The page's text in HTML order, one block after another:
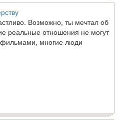
Возможно, ты мечтал об
реальные отношения не могут
фильмами, многие люди